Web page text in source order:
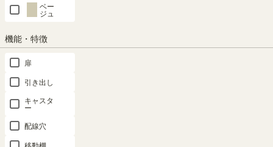
ベー
ジュ
機能・特徴
扉
引き出し
キャスタ
ー
配線穴
移動棚